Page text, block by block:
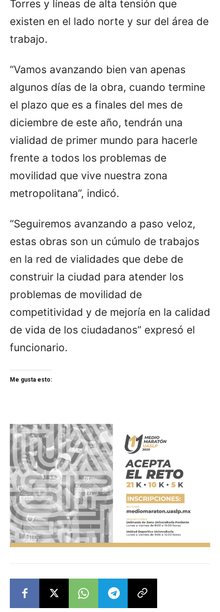
Torres y líneas de alta tensión que
existen en el lado norte y sur del área de
trabajo.
“Vamos avanzando bien van apenas
algunos días de la obra, cuando termine
el plazo que es a finales del mes de
diciembre de este año, tendrán una
vialidad de primer mundo para hacerle
frente a todos los problemas de
movilidad que vive nuestra zona
metropolitana”, indicó.
“Seguiremos avanzando a paso veloz,
estas obras son un cúmulo de trabajos
en la red de vialidades que debe de
construir la ciudad para atender los
problemas de movilidad de
competitividad y de mejoría en la calidad
de vida de los ciudadanos” expresó el
funcionario.
Me gusta esto: